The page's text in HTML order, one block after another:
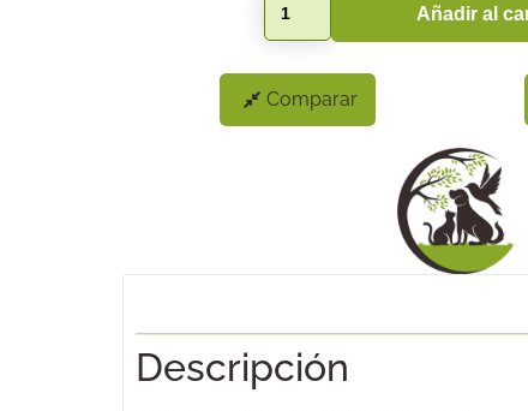
Añadir al
Comparar
Descripción